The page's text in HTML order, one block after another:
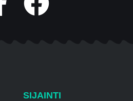
SIJAINTI